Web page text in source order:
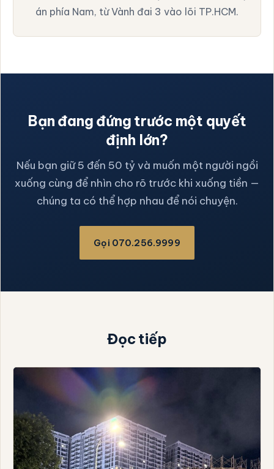
án phía Nam, từ Vành đai 3 vào lõi TP.HCM.
Bạn đang đứng trước một quyết
định lớn?
Nếu bạn giữ 5 đến 50 tỷ và muốn một người ngồi
xuống cùng để nhìn cho rõ trước khi xuống tiền —
chúng ta có thể hợp nhau để nói chuyện.
Gọi 070.256.9999
Đọc tiếp